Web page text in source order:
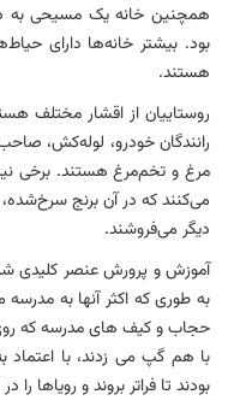
همچنین خانه یک مسیحی به
بود. بیشتر خانه‌ها دارای
هستند.
روستاییان از اقشار مختلف
رانندگان خودرو، لوله‌کش،
مرغ و تخم‌مرغ هستند. برخی
می‌کنند که در آن برنج
دیگر می‌فروشند.
آموزش و پرورش عنصر کلیدی
به طوری که اکثر آنها به
حجاب و کیف های مدرسه که
با هم گپ می زدند، با اعتماد
بودند تا فراتر بروند و رویاها را